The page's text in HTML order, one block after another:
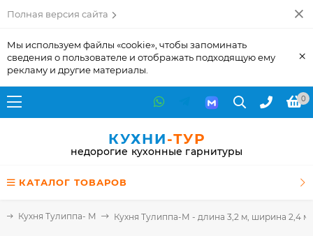
Полная версия сайта
Мы используем файлы «cookie», чтобы запоминать
сведения о пользователе и отображать подходящую ему
рекламу и другие материалы.
×
0
КУХНИ-ТУР
недорогие кухонные гарнитуры
КАТАЛОГ ТОВАРОВ
Кухня Тулиппа- М Кухня Тулиппа-М - длина 3,2 м, ширина 2,4 м